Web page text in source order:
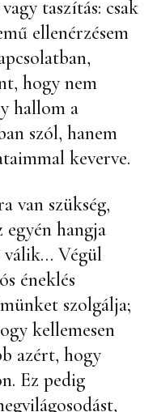
taszítás: csak
ellenérzésem
hogy nem
hallom a
szól, hanem
keverve.
van szükség,
hangja
válik… Végül
éneklés
szolgálja;
kellemesen
azért, hogy
Ez pedig